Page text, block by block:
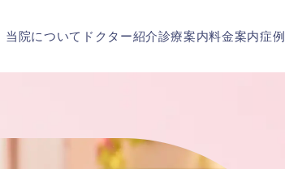
当院について ドクター紹介診療案内料金案内症例